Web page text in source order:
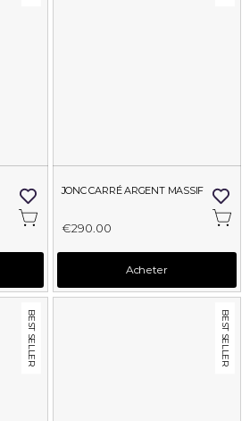
JONC CARRÉ ARGENT MASSIF
€290.00
Acheter
BEST SELLER BEST SELLER